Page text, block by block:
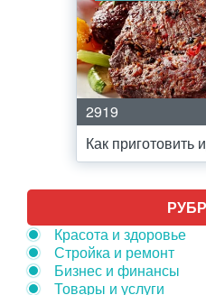
2919
Как приготовить
Красота и здоровье
Стройка и ремонт
Бизнес и финансы
Товары и услуги